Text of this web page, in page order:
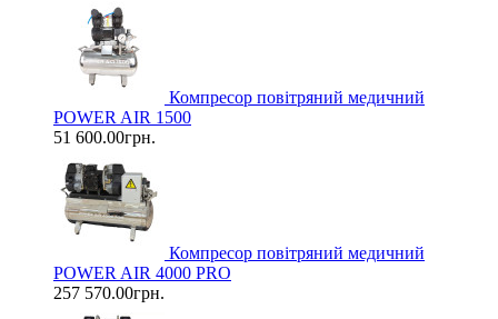
Компресор повітряний медичний
POWER AIR 1500
51 600.00грн.
Компресор повітряний медичний
POWER AIR 4000 PRO
257 570.00грн.